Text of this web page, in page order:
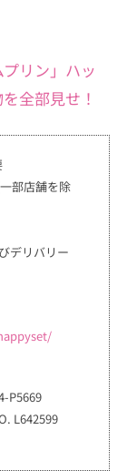
リン」ハッ
全部見せ！
部店舗を除
デリバリー
P5669
L642599